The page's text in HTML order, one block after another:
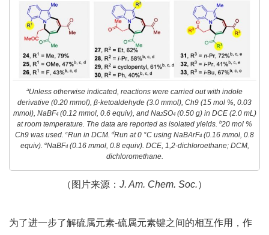
aUnless otherwise indicated, reactions were carried out with indole
derivative (0.20 mmol), β-ketoaldehyde (3.0 mmol), Ch9 (15 mol %, 0.03
mmol), NaBF4(0.12 mmol, 0.6 equiv), and Na2SO4(0.50 g) in DCE (2.0 mL)
at room temperature. The data are reported as isolated yields. b20 mol %
Ch9 was used. cRun in DCM. dRun at 0 °C using NaBArF4 (0.16 mmol, 0.8
equiv). eNaBF4(0.16 mmol, 0.8 equiv). DCE, 1,2-dichloroethane; DCM,
dichloromethane.
（图片来源： J. Am. Chem. Soc.）
为了进一步了解硫属元素-硫属元素键之间的相互作用，作